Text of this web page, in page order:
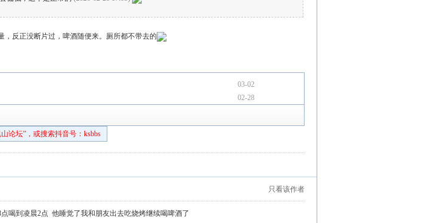
反正没断片过，啤酒随便来。厕所都不带去的
03-02
02-28
论坛”，或搜索抖音号：ksbbs
只看该作者
喝到凌晨2点 他睡觉了我和朋友出去吃烧烤继续喝啤酒了